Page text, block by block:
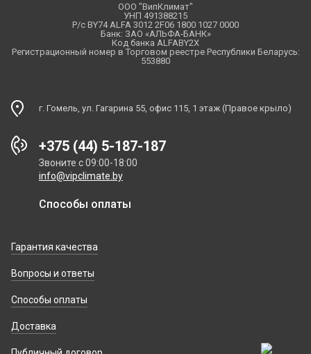
ООО "ВипКлимат"
УНП 491388215
Р/с BY74 ALFA 3012 2F06 1800 1027 0000
Банк: ЗАО «АЛЬФА-БАНК»
Код банка ALFABY2X
Регистрационный номер в Торговом реестре Республики Беларусь:
553880
г. Гомель, ул. Гагарина 55, офис 115, 1 этаж (Правое крыло)
+375 (44) 5-187-187
Звоните с 09:00-18:00
info@vipclimate.by
Способы оплаты
Гарантия качества
Вопросы и ответы
Способы оплаты
Доставка